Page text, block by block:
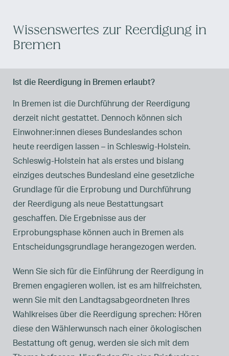
Wissenswertes zur Reerdigung in
Bremen
Ist die Reerdigung in Bremen erlaubt?
In Bremen ist die Durchführung der Reerdigung
derzeit nicht gestattet. Dennoch können sich
Einwohner:innen dieses Bundeslandes schon
heute reerdigen lassen – in Schleswig-Holstein.
Schleswig-Holstein hat als erstes und bislang
einziges deutsches Bundesland eine gesetzliche
Grundlage für die Erprobung und Durchführung
der Reerdigung als neue Bestattungsart
geschaffen. Die Ergebnisse aus der
Erprobungsphase können auch in Bremen als
Entscheidungsgrundlage herangezogen werden.
Wenn Sie sich für die Einführung der Reerdigung in
Bremen engagieren wollen, ist es am hilfreichsten,
wenn Sie mit den Landtagsabgeordneten Ihres
Wahlkreises über die Reerdigung sprechen: Hören
diese den Wählerwunsch nach einer ökologischen
Bestattung oft genug, werden sie sich mit dem